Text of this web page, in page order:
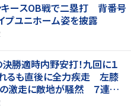
ースOB戦で二塁打 背番号
イプユニホーム姿を披露
勝適時内野安打！九回に１
るも直後に全力疾走 左膝
激走に敵地が騒然 ７連敗